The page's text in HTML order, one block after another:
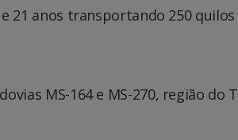
21 anos transportando 250 quilos
MS-164 e MS-270, região do